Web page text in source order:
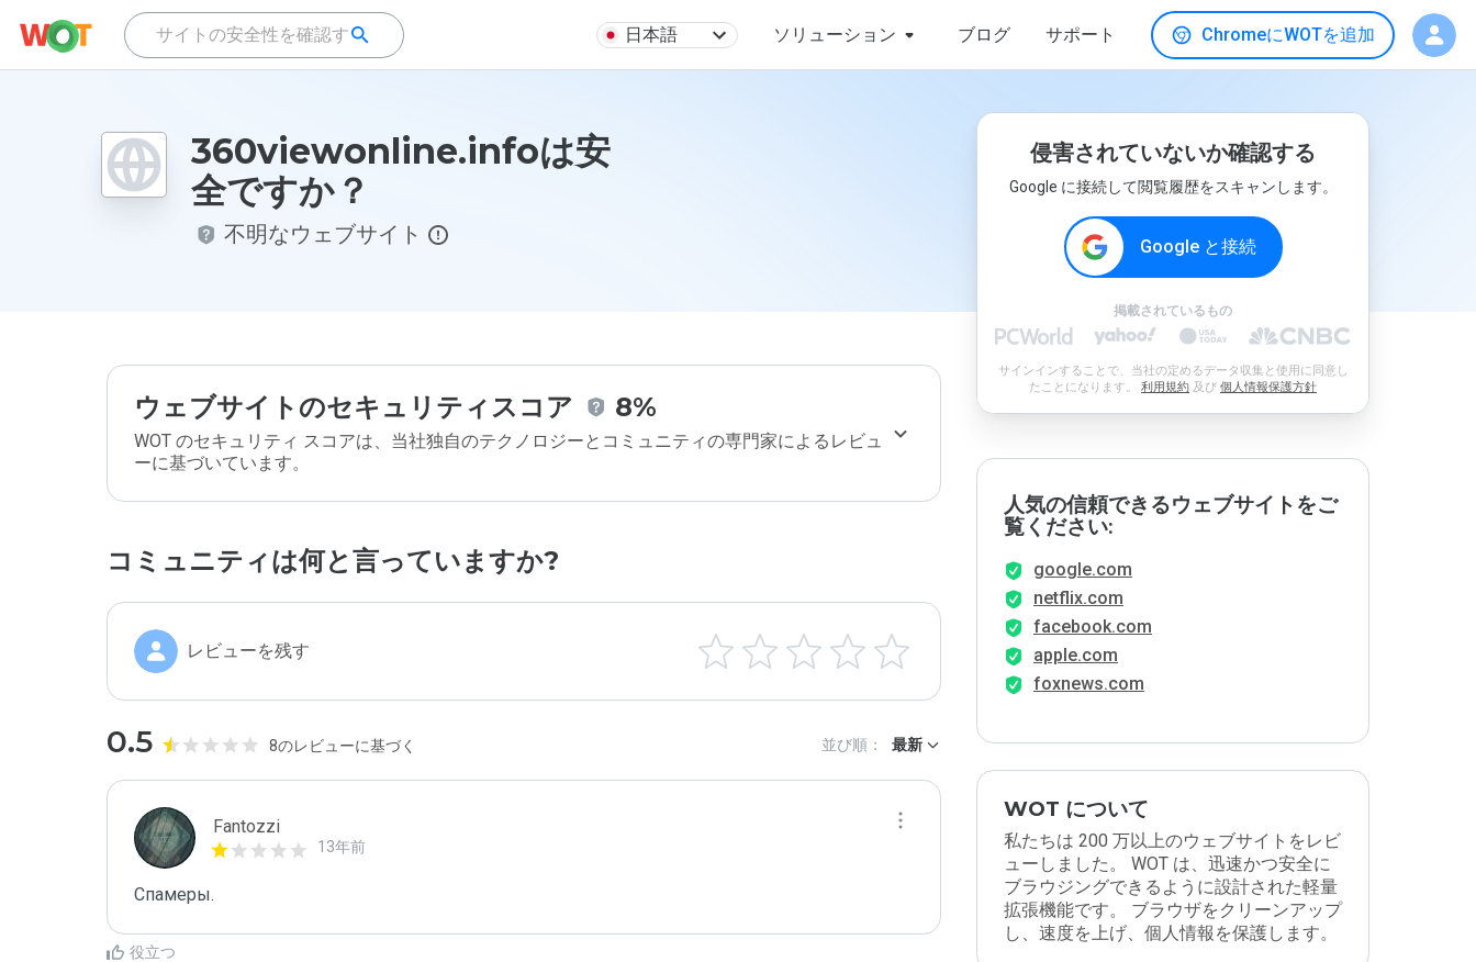
日本語 ソリューション ブログ サポート ChromeにWOTを追加
360viewonline.infoは安
全ですか？
不明なウェブサイト
ウェブサイトのセキュリティスコア 8%
WOT のセキュリティ スコアは、当社独自のテクノロジーとコミュニティの専門家によるレビュ
ーに基づいています。
コミュニティは何と言っていますか?
レビューを残す
0.5 8のレビューに基づく 並び順： 最新
Fantozzi
13年前
Спамеры.
役立つ
侵害されていないか確認する
Google に接続して閲覧履歴をスキャンします。
Google と接続
掲載されているもの
サインインすることで、当社の定めるデータ収集と使用に同意し
たことになります。 利用規約 及び 個人情報保護方針
人気の信頼できるウェブサイトをご
覧ください:
google.com
netflix.com
facebook.com
apple.com
foxnews.com
WOT について
私たちは 200 万以上のウェブサイトをレビ
ューしました。 WOT は、迅速かつ安全に
ブラウジングできるように設計された軽量
拡張機能です。 ブラウザをクリーンアップ
し、速度を上げ、個人情報を保護します。